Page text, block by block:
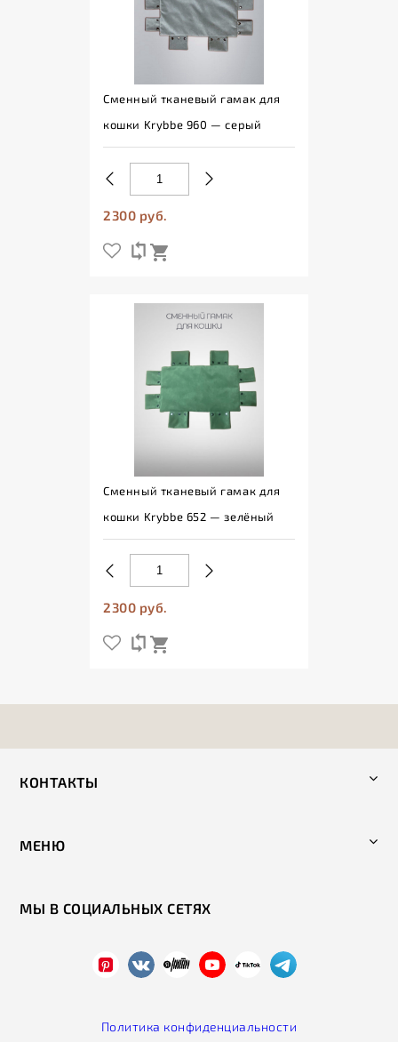
Сменный тканевый гамак для
кошки Krybbe 960 — серый
2300 руб.
Сменный тканевый гамак для
кошки Krybbe 652 — зелёный
2300 руб.
КОНТАКТЫ
МЕНЮ
МЫ В СОЦИАЛЬНЫХ СЕТЯХ
Политика конфиденциальности